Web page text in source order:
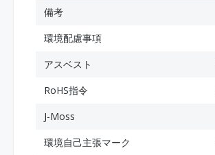
備考
環境配慮事項
アスベスト
RoHS指令
J-Moss
環境自己主張マーク